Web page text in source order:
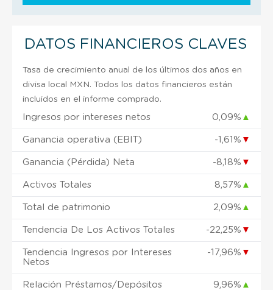
DATOS FINANCIEROS CLAVES
Tasa de crecimiento anual de los últimos dos años en
divisa local MXN. Todos los datos financieros están
incluidos en el informe comprado.
Ingresos por intereses netos 0,09% ▲
Ganancia operativa (EBIT) -1,61% ▼
Ganancia (Pérdida) Neta -8,18% ▼
Activos Totales 8,57% ▲
Total de patrimonio 2,09% ▲
Tendencia De Los Activos Totales -22,25% ▼
Tendencia Ingresos por Intereses
Netos
-17,96% ▼
Relación Préstamos/Depósitos 9,96% ▲